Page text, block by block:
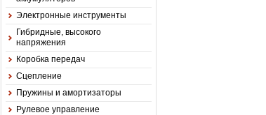
Электронные инструменты
Гибридные, высокого
напряжения
Коробка передач
Сцепление
Пружины и амортизаторы
Рулевое управление